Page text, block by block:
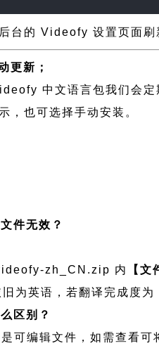
台的 Videofy 设置页面刷
更新；
中文语言包我们会
，也可选择手动安装。
件无效？
zh_CN.zip 内
【文
为英语，若翻译完成度为
区别？
编辑文件，如需查看可